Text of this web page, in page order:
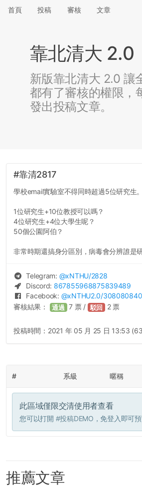
首頁 投稿 審核 文章
靠北清大 2.0
新版靠北清大 2.0 讓
都有了審核的權限，
發出投稿文章。
#靠清2817
學校email實驗室不得同時超過5位研究生。
1位研究生+10位教授可以嗎？
4位研究生+4位大學生呢？
50個公園阿伯？
非常時期還搞身分區別，病毒會分辨誰是
Telegram: @xNTHU/2828
Discord: 867855968875839489
Facebook: @xNTHU2.0/
審核結果： 通過 7 票 / 駁回 2票
投稿時間： 2021 年 05 月 25 日 13:53
# 系級 暱稱
此區域僅限交清使用者查看
您可以打開 #投稿DEMO ，免登入即可
推薦文章